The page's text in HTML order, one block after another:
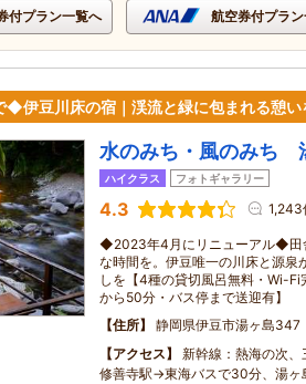
付プラン一覧へ 航空券付プラ
伊豆川床の宿｜渓流と緑に包まれる憩い
水のみち・風のみち
ハイクラス フォトギャラリー
4.3 1,243
◆2023年4月にリニューアル◆田
な時間を。伊豆唯一の川床と源泉
しを【4種の貸切風呂無料・Wi-
から50分・バス停まで送迎有】
住所
静岡県伊豆市湯ヶ島347
アクセス
新幹線：熱海の次
修善寺駅→東海バスで30分、湯ヶ